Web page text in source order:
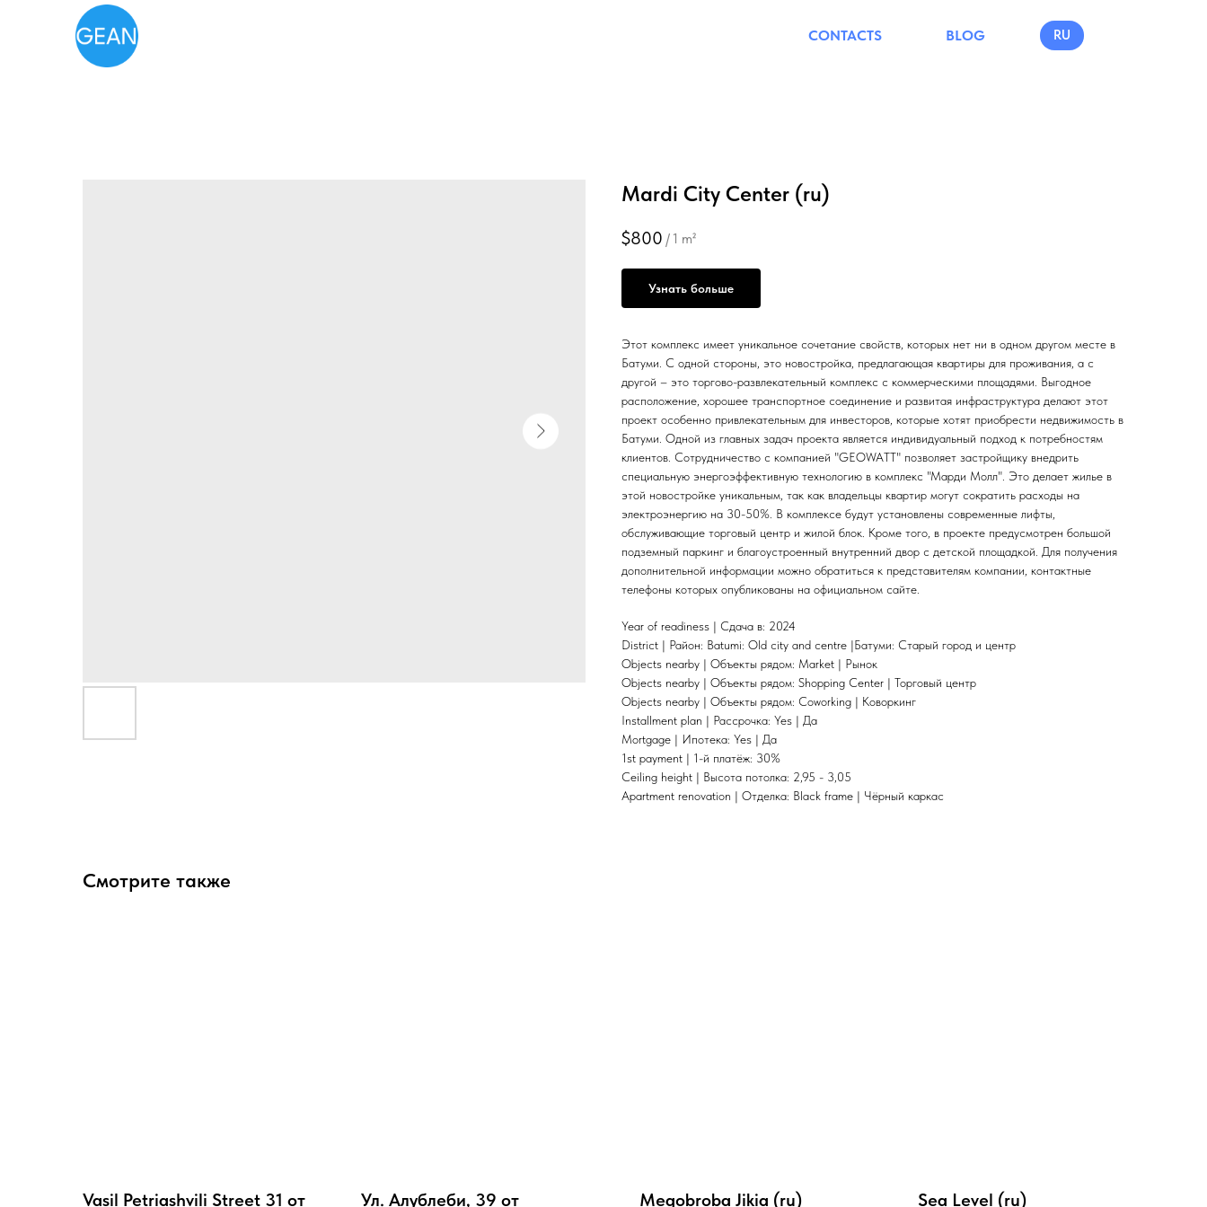
CONTACTS BLOG RU
Mardi City Center (ru)
$800 / 1 m²
Узнать больше
Этот комплекс имеет уникальное сочетание свойств, которых нет ни в одном другом месте в
Батуми. С одной стороны, это новостройка, предлагающая квартиры для проживания, а с
другой – это торгово-развлекательный комплекс с коммерческими площадями. Выгодное
расположение, хорошее транспортное соединение и развитая инфраструктура делают этот
проект особенно привлекательным для инвесторов, которые хотят приобрести недвижимость в
Батуми. Одной из главных задач проекта является индивидуальный подход к потребностям
клиентов. Сотрудничество с компанией "GEOWATT" позволяет застройщику внедрить
специальную энергоэффективную технологию в комплекс "Марди Молл". Это делает жилье в
этой новостройке уникальным, так как владельцы квартир могут сократить расходы на
электроэнергию на 30-50%. В комплексе будут установлены современные лифты,
обслуживающие торговый центр и жилой блок. Кроме того, в проекте предусмотрен большой
подземный паркинг и благоустроенный внутренний двор с детской площадкой. Для получения
дополнительной информации можно обратиться к представителям компании, контактные
телефоны которых опубликованы на официальном сайте.
Year of readiness | Сдача в: 2024
District | Район: Batumi: Old city and centre |Батуми: Старый город и центр
Objects nearby | Объекты рядом: Market | Рынок
Objects nearby | Объекты рядом: Shopping Center | Торговый центр
Objects nearby | Объекты рядом: Coworking | Коворкинг
Installment plan | Рассрочка: Yes | Да
Mortgage | Ипотека: Yes | Да
1st payment | 1-й платёж: 30%
Ceiling height | Высота потолка: 2,95 - 3,05
Apartment renovation | Отделка: Black frame | Чёрный каркас
Смотрите также
Vasil Petriashvili Street 31 от
Ул. Алублеби, 39 от
Megobroba Jikia (ru) Sea Level (ru)